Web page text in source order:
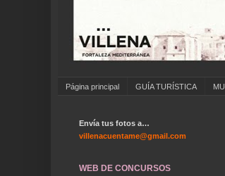
Página principal GUÍA TURÍSTICA
Envía tus fotos a…
villenacuentame@gmail.com
WEB DE CONCURSOS